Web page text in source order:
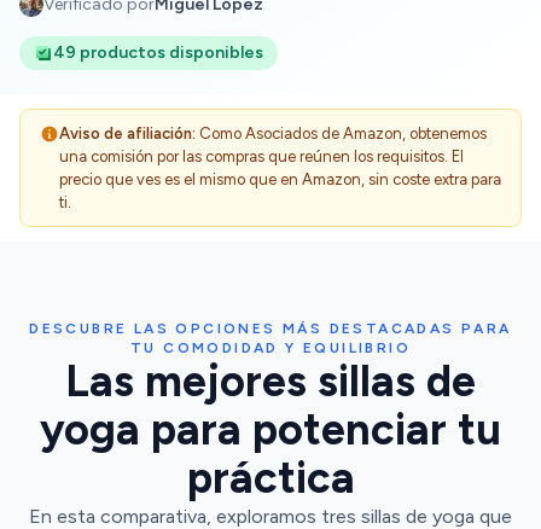
Verificado porMiguel López
49 productos disponibles
Aviso de afiliación: Como Asociados de Amazon, obtenemos
una comisión por las compras que reúnen los requisitos. El
precio que ves es el mismo que en Amazon, sin coste extra para
ti.
DESCUBRE LAS OPCIONES MÁS DESTACADAS PARA
TU COMODIDAD Y EQUILIBRIO
Las mejores sillas de
yoga para potenciar tu
práctica
En esta comparativa, exploramos tres sillas de yoga que